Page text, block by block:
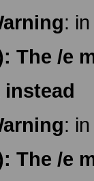
:
The /e
instead
:
The /e